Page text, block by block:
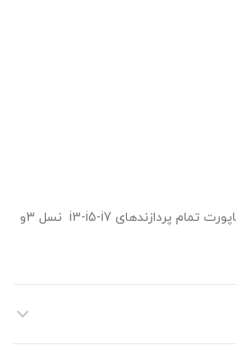
مادربرد DELL سوکت 1155 ساپورت تمام پردازندهای i3-i5-i7 نسل 3و